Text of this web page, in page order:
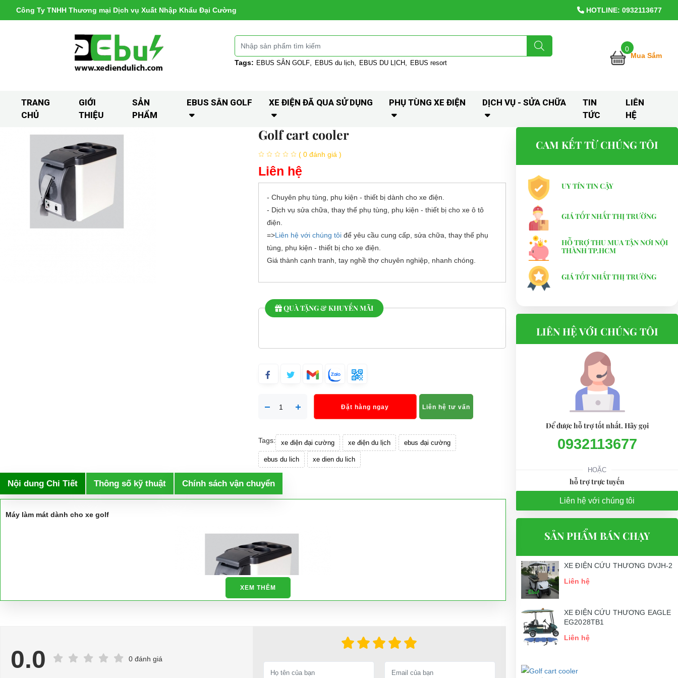
Công Ty TNHH Thương mại Dịch vụ Xuất Nhập Khẩu Đại Cường HOTLINE: 0932113677
Tags: EBUS SÂN GOLF EBUS du lịch EBUS DU LỊCH EBUS resort
0
Mua Sắm
TRANG
CHỦ
GIỚI
THIỆU
SẢN
PHẨM
EBUS SÂN GOLF XE ĐIỆN ĐÃ QUA SỬ DỤNG PHỤ TÙNG XE ĐIỆN DỊCH VỤ - SỬA CHỮA
TIN
TỨC
LIÊN
HỆ
Golf cart cooler
( 0 đánh giá )
Liên hệ
- Chuyên phụ tùng, phụ kiện - thiết bị dành cho xe điện.
- Dịch vụ sửa chữa, thay thế phụ tùng, phụ kiện - thiết bị cho xe ô tô
điện.
=>Liên hệ với chúng tôiđể yêu cầu cung cấp, sửa chữa, thay thế phụ
tùng, phụ kiện - thiết bị cho xe điện.
Giá thành cạnh tranh, tay nghề thợ chuyên nghiệp, nhanh chóng.
QUÀ TẶNG & KHUYẾN MÃI
Đặt hàng ngay Liên hệ tư vấn
Tags: xe điện đại cường xe điện du lịch ebus đại cường
ebus du lich xe dien du lich
Nội dung Chi Tiết Thông số kỹ thuật Chính sách vận chuyển
Máy làm mát dành cho xe golf
XEM THÊM
0.0 0 đánh giá
CAM KẾT TỪ CHÚNG TÔI
UY TÍN TIN CẬY
GIÁ TỐT NHẤT THỊ TRƯỜNG
HỖ TRỢ THU MUA TẬN NƠI NỘI
THÀNH TP.HCM
GIÁ TỐT NHẤT THỊ TRƯỜNG
LIÊN HỆ VỚI CHÚNG TÔI
Để được hỗ trợ tốt nhất. Hãy gọi
0932113677
HOẶC
hỗ trợ trực tuyến
Liên hệ với chúng tôi
SẢN PHẨM BÁN CHẠY
XE ĐIỆN CỨU THƯƠNG DVJH-2
Liên hệ
XE ĐIỆN CỨU THƯƠNG EAGLE
EG2028TB1
Liên hệ